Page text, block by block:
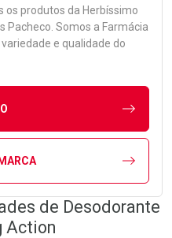
os produtos da Herbíssimo
Pacheco. Somos a Farmácia
e qualidade do
de Desodorante
Action